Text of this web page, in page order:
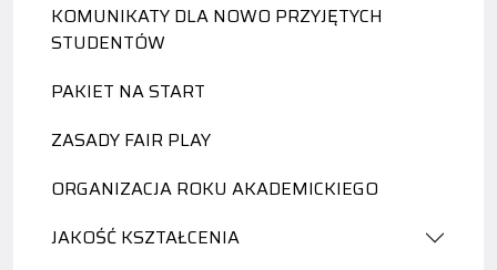
KOMUNIKATY DLA NOWO PRZYJĘTYCH
STUDENTÓW
PAKIET NA START
ZASADY FAIR PLAY
ORGANIZACJA ROKU AKADEMICKIEGO
JAKOŚĆ KSZTAŁCENIA